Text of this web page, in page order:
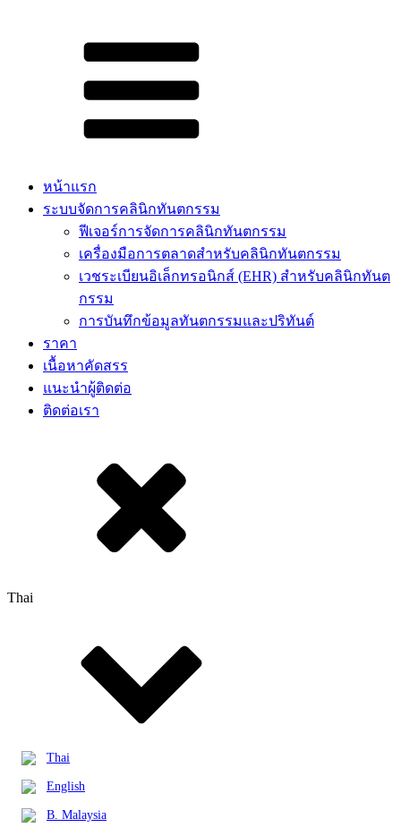
หน้าแรก
ระบบจัดการคลินิกทันตกรรม
ฟีเจอร์การจัดการคลินิกทันตกรรม
เครื่องมือการตลาดสำหรับคลินิกทันตกรรม
เวชระเบียนอิเล็กทรอนิกส์ (EHR) สำหรับคลินิกทันต
กรรม
การบันทึกข้อมูลทันตกรรมและปริทันต์
ราคา
เนื้อหาคัดสรร​
แนะนำผู้ติดต่อ
ติดต่อเรา
Thai
Thai
English
B. Malaysia